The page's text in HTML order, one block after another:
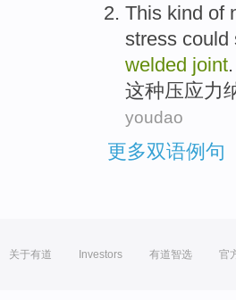
This kind of
stress could
welded joint.
这种压应力
youdao
更多双语例句
关于有道 Investors 有道智选 官